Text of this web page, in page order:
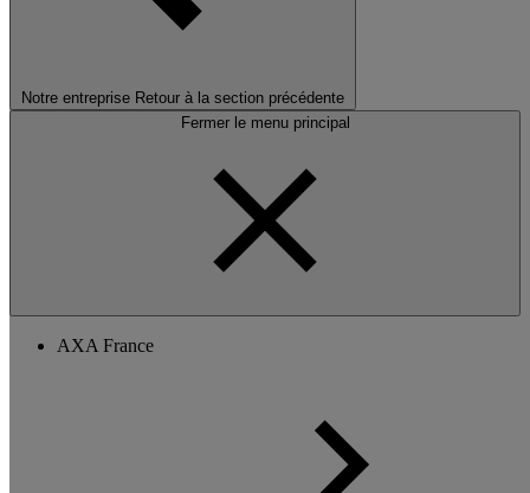
Notre entreprise Retour à la section précédente
Fermer le menu principal
AXA France